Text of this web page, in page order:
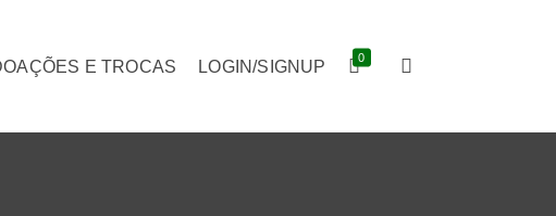
E TROCAS LOGIN/SIGNUP 0